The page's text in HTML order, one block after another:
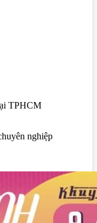
TPHCM
nghiệp